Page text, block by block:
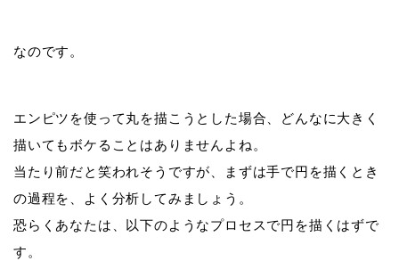
なのです。
エンピツを使って丸を描こうとした場合、どんなに大きく
描いてもボケることはありませんよね。
当たり前だと笑われそうですが、まずは手で円を描くとき
の過程を、よく分析してみましょう。
恐らくあなたは、以下のようなプロセスで円を描くはずで
す。